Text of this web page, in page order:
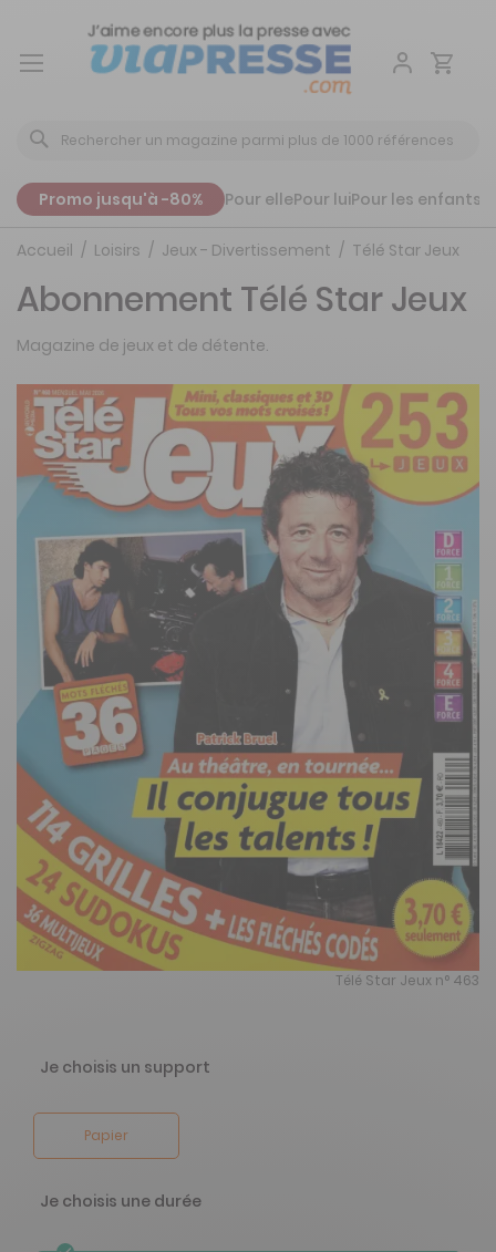
Aller
Promo jusqu'à -80% Pour ellePour luiPour les enfants
Accueil Loisirs Jeux - Divertissement Télé Star Jeux
Télé Star Jeux n° 463
Abonnement Télé Star Jeux
Magazine de jeux et de détente.
Je choisis un support
Papier
Je choisis une durée